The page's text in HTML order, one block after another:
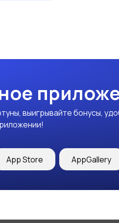
выигрывайте бонусы,
App Store AppGallery